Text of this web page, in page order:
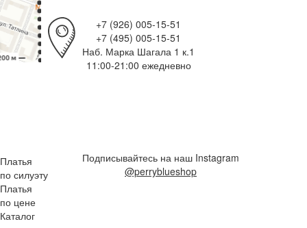
+7 (926) 005-15-51
+7 (495) 005-15-51
Наб. Марка Шагала 1 к.1
11:00-21:00 ежедневно
Подписывайтесь на наш Instagram
@perryblueshop
Платья
по силуэту
Платья
по цене
Каталог